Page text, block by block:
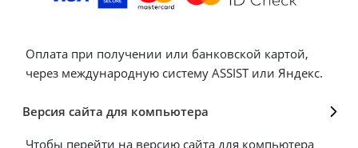
Оплата при получении или банковской картой,
через международную систему ASSIST или Яндекс.
Версия сайта для компьютера
Чтобы перейти на версию сайта для компьютера